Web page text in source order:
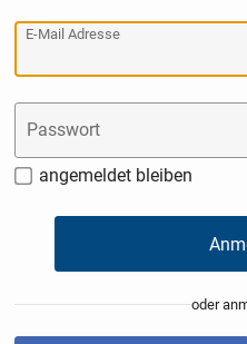
E-Mail Adresse
Passwort
angemeldet bleiben
oder